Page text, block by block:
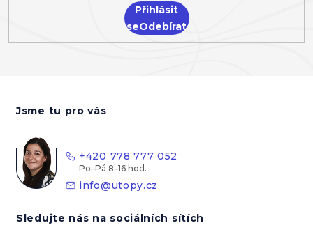
Přihlásit
se
Jsme tu pro vás
+420 778 777 052
info@utopy.cz
Sledujte nás na sociálních sítích